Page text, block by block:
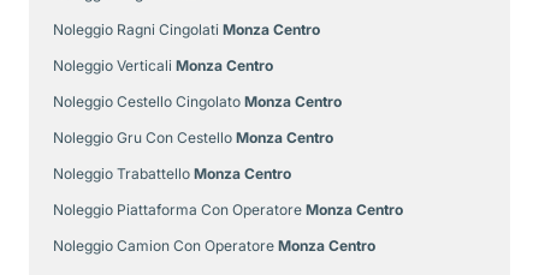
Noleggio Ragni Cingolati Monza Centro
Noleggio Verticali Monza Centro
Noleggio Cestello Cingolato Monza Centro
Noleggio Gru Con Cestello Monza Centro
Noleggio Trabattello Monza Centro
Noleggio Piattaforma Con Operatore Monza Centro
Noleggio Camion Con Operatore Monza Centro